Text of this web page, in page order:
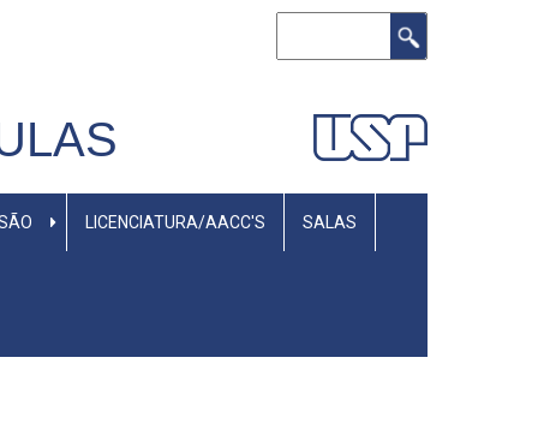
LICENCIATURA/AACC'S SALAS